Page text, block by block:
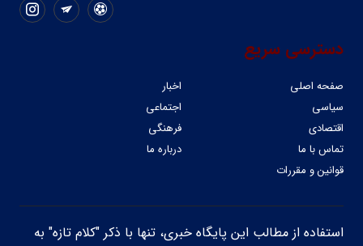
دسترسی سریع
صفحه اصلی
اخبار
سیاسی
اجتماعی
اقتصادی
فرهنگی
تماس با ما
درباره ما
قوانین و مقررات
استفاده از مطالب این پایگاه خبری، تنها با ذکر "کلام تازه" به